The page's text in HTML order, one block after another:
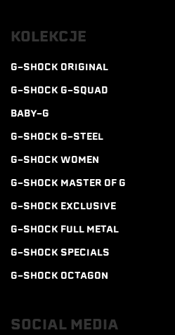
KOLEKCJE
G-SHOCK ORIGINAL
G-SHOCK G-SQUAD
BABY-G
G-SHOCK G-STEEL
G-SHOCK WOMEN
G-SHOCK MASTER OF G
G-SHOCK EXCLUSIVE
G-SHOCK FULL METAL
G-SHOCK SPECIALS
G-SHOCK OCTAGON
SOCIAL MEDIA